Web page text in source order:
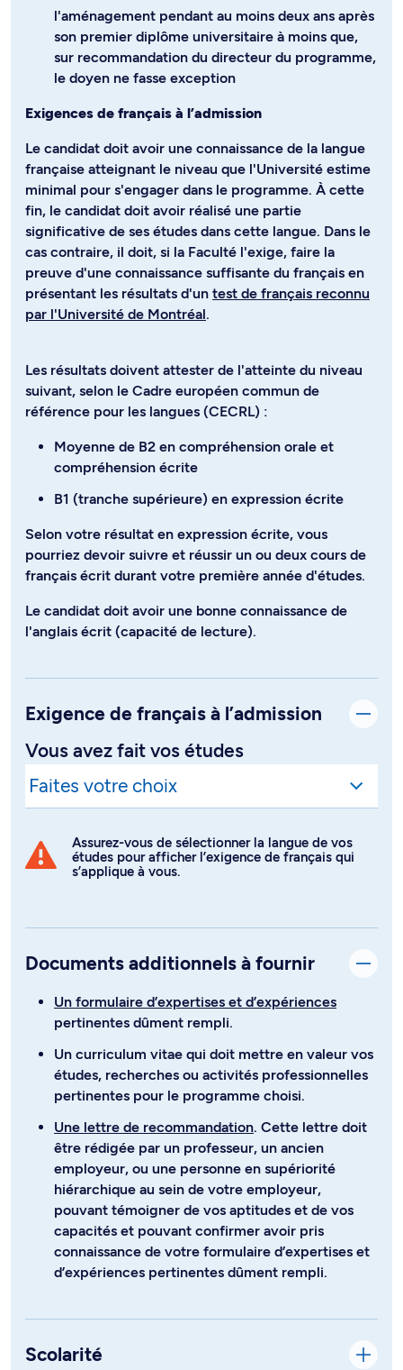
l'aménagement pendant au moins deux ans après
son premier diplôme universitaire à moins que,
sur recommandation du directeur du programme,
le doyen ne fasse exception
Exigences de français à l’admission
Le candidat doit avoir une connaissance de la langue
française atteignant le niveau que l'Université estime
minimal pour s'engager dans le programme. À cette
fin, le candidat doit avoir réalisé une partie
significative de ses études dans cette langue. Dans le
cas contraire, il doit, si la Faculté l'exige, faire la
preuve d'une connaissance suffisante du français en
présentant les résultats d'un test de français reconnu
par l'Université de Montréal.
Les résultats doivent attester de l'atteinte du niveau
suivant, selon le Cadre européen commun de
référence pour les langues (CECRL) :
Moyenne de B2 en compréhension orale et
compréhension écrite
B1 (tranche supérieure) en expression écrite
Selon votre résultat en expression écrite, vous
pourriez devoir suivre et réussir un ou deux cours de
français écrit durant votre première année d'études.
Le candidat doit avoir une bonne connaissance de
l'anglais écrit (capacité de lecture).
Exigence de français à l’admission
Vous avez fait vos études
Assurez-vous de sélectionner la langue de vos
études pour afficher l’exigence de français qui
s’applique à vous.
Documents additionnels à fournir
Un formulaire d’expertises et d’expériences
pertinentes dûment rempli.
Un curriculum vitae qui doit mettre en valeur vos
études, recherches ou activités professionnelles
pertinentes pour le programme choisi.
Une lettre de recommandation. Cette lettre doit
être rédigée par un professeur, un ancien
employeur, ou une personne en supériorité
hiérarchique au sein de votre employeur,
pouvant témoigner de vos aptitudes et de vos
capacités et pouvant confirmer avoir pris
connaissance de votre formulaire d’expertises et
d’expériences pertinentes dûment rempli.
Scolarité